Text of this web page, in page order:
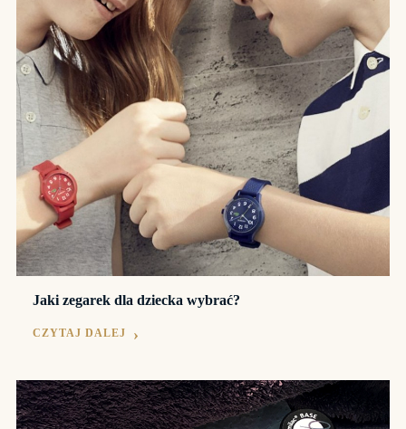
Jaki zegarek dla dziecka wybrać?
CZYTAJ DALEJ